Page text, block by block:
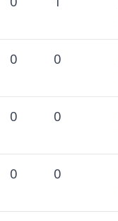
0 0
0 0
0 0